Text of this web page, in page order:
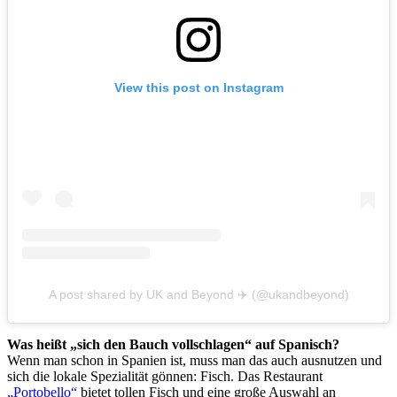
View this post on Instagram
A post shared by UK and Beyond ✈️ (@ukandbeyond)
Was heißt „sich den Bauch vollschlagen“ auf Spanisch?
Wenn man schon in Spanien ist, muss man das auch ausnutzen und
sich die lokale Spezialität gönnen: Fisch. Das Restaurant
„Portobello“ bietet tollen Fisch und eine große Auswahl an